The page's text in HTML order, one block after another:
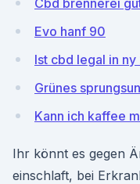
Cbd brennerei
Evo hanf 90
Ist cbd legal in ny
Grünes
Kann ich kaffee
Ihr könnt es gegen
einschlaft, bei